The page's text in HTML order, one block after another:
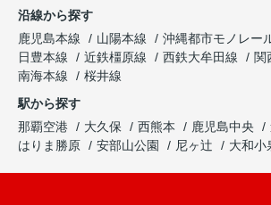
沿線から探す
鹿児島本線
山陽本線 沖縄都市モノレー
日豊本線
近鉄橿原線 西鉄大牟田線
関
南海本線
桜井線
駅から探す
那覇空港
大久保 西熊本 鹿児島中央
はりま勝原
安部山公園 尼ヶ辻 大和小